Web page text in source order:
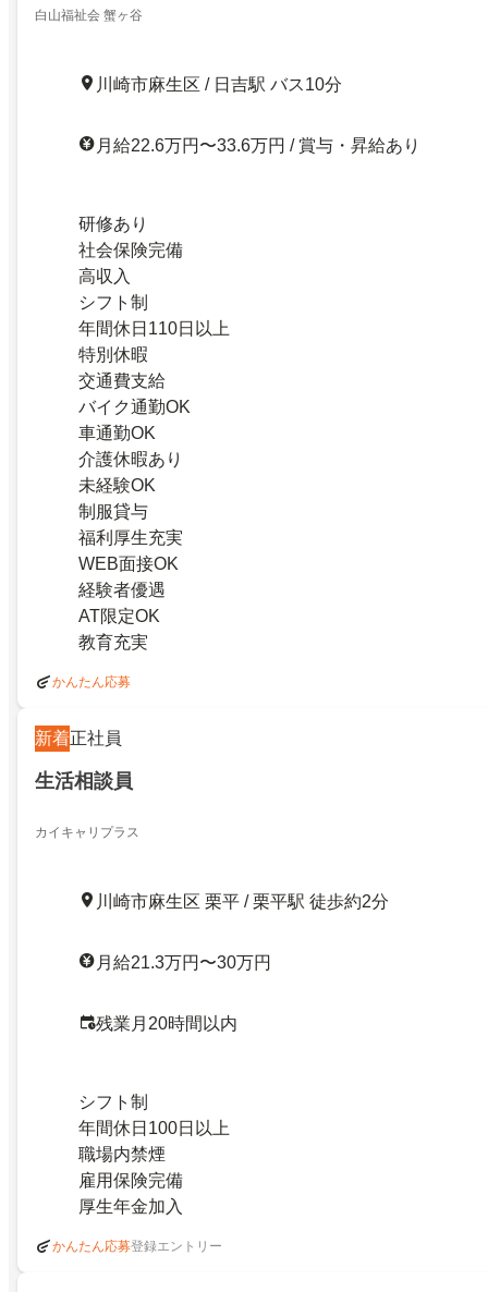
白山福祉会 蟹ヶ谷
川崎市麻生区 / 日吉駅 バス10分
月給22.6万円〜33.6万円 / 賞与・昇給あり
研修あり
社会保険完備
高収入
シフト制
年間休日110日以上
特別休暇
交通費支給
バイク通勤OK
車通勤OK
介護休暇あり
未経験OK
制服貸与
福利厚生充実
WEB面接OK
経験者優遇
AT限定OK
教育充実
かんたん応募
新着正社員
生活相談員
カイキャリプラス
川崎市麻生区 栗平 / 栗平駅 徒歩約2分
月給21.3万円〜30万円
残業月20時間以内
シフト制
年間休日100日以上
職場内禁煙
雇用保険完備
厚生年金加入
かんたん応募登録エントリー